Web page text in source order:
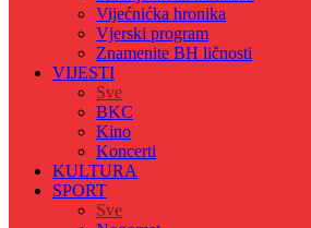
Vijećnićka hronika
Vjerski program
Znamenite BH ličnosti
VIJESTI
Sve
BKC
Kino
Koncerti
KULTURA
SPORT
Sve